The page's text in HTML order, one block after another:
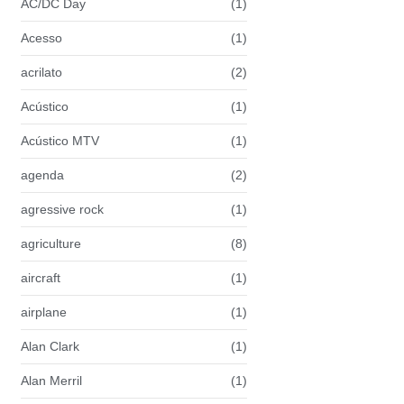
AC/DC Day (1)
Acesso (1)
acrilato (2)
Acústico (1)
Acústico MTV (1)
agenda (2)
agressive rock (1)
agriculture (8)
aircraft (1)
airplane (1)
Alan Clark (1)
Alan Merril (1)